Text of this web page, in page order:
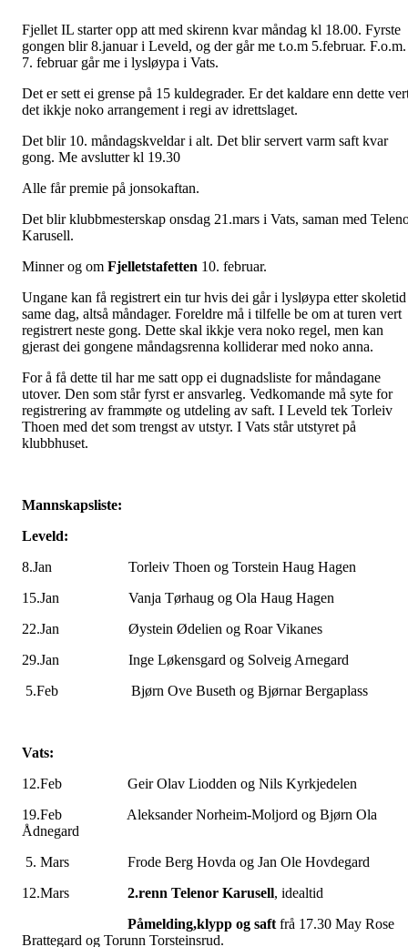
Fjellet IL starter opp att med skirenn kvar måndag kl 18.00. Fyrste
gongen blir 8.januar i Leveld, og der går me t.o.m 5.februar. F.o.m.
7. februar går me i lysløypa i Vats.
Det er sett ei grense på 15 kuldegrader. Er det kaldare enn dette
det ikkje noko arrangement i regi av idrettslaget.
Det blir 10. måndagskveldar i alt. Det blir servert varm saft kvar
gong. Me avslutter kl 19.30
Alle får premie på jonsokaftan.
Det blir klubbmesterskap onsdag 21.mars i Vats, saman med
Karusell.
Minner og om Fjelletstafetten 10. februar.
Ungane kan få registrert ein tur hvis dei går i lysløypa etter skoletid
same dag, altså måndager. Foreldre må i tilfelle be om at turen vert
registrert neste gong. Dette skal ikkje vera noko regel, men kan
gjerast dei gongene måndagsrenna kolliderar med noko anna.
For å få dette til har me satt opp ei dugnadsliste for måndagane
utover. Den som står fyrst er ansvarleg. Vedkomande må syte for
registrering av frammøte og utdeling av saft. I Leveld tek Torleiv
Thoen med det som trengst av utstyr. I Vats står utstyret på
klubbhuset.
Mannskapsliste:
Leveld:
8.Jan Torleiv Thoen og Torstein Haug Hagen
15.Jan Vanja Tørhaug og Ola Haug Hagen
22.Jan Øystein Ødelien og Roar Vikanes
29.Jan Inge Løkensgard og Solveig Arnegard
5.Feb Bjørn Ove Buseth og Bjørnar Bergaplass
Vats:
12.Feb Geir Olav Liodden og Nils Kyrkjedelen
19.Feb Aleksander Norheim-Moljord og Bjørn Ola
Ådnegard
5. Mars Frode Berg Hovda og Jan Ole Hovdegard
12.Mars 2.renn Telenor Karusell, idealtid
Påmelding,klypp og saft frå 17.30 May Rose
Brattegard og Torunn Torsteinsrud.